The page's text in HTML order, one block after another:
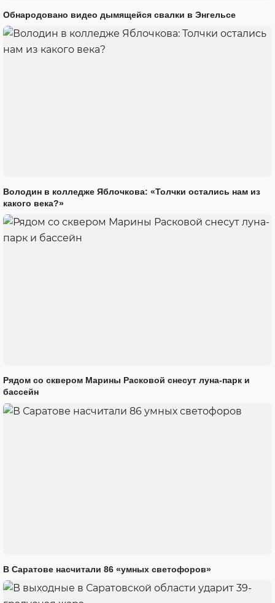
Обнародовано видео дымящейся свалки в Энгельсе
Володин в колледже Яблочкова: «Толчки остались нам из
какого века?»
Рядом со сквером Марины Расковой снесут луна-парк и
бассейн
В Саратове насчитали 86 «умных светофоров»